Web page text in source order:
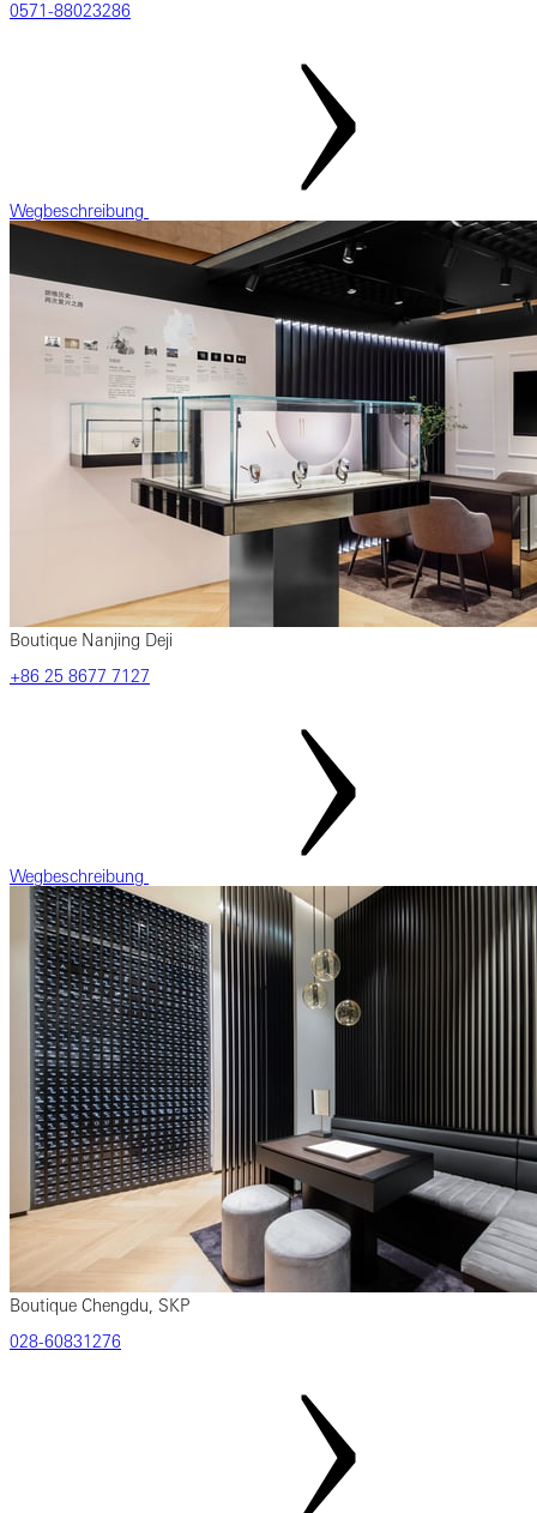
‎0571‎-88023286
Wegbeschreibung
Boutique Nanjing Deji
‎+86‎ 25‎ 8677‎ 7127
Wegbeschreibung
Boutique Chengdu, SKP
‎028‎-60831276